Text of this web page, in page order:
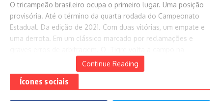
O tricampeão brasileiro ocupa o primeiro lugar. Uma posição
provisória. Até o término da quarta rodada do Campeonato
Estadual. Da edição de 2021. Com duas vitórias, um empate e
uma derrota. Em um clássico marcado por reclamações e
próxima quarta-feira, às 17h, pela Copa do Brasil de 2021.
Continue Reading
Ícones sociais